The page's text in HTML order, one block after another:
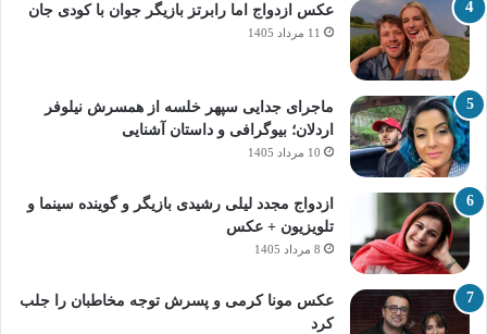
عکس ازدواج اما رابرتز بازیگر جوان با کودی جان
11 مرداد 1405
ماجرای جدایی سپهر خلسه از همسرش نیلوفر
اردلان؛ بیوگرافی و داستان آشنایی
10 مرداد 1405
ازدواج مجدد لیلی رشیدی بازیگر و گوینده سینما و
تلویزیون + عکس
8 مرداد 1405
عکس مونا کرمی و پسرش توجه مخاطبان را جلب
کرد